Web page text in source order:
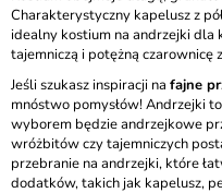
Charakterystyczny kapelusz z
idealny kostium na andrzejki dla
tajemniczą i potężną czarownicę
Jeśli szukasz inspiracji na fajne
mnóstwo pomysłów! Andrzejki
wyborem będzie andrzejkowe
wróżbitów czy tajemniczych
przebranie na andrzejki, które
dodatków, takich jak kapelusz,